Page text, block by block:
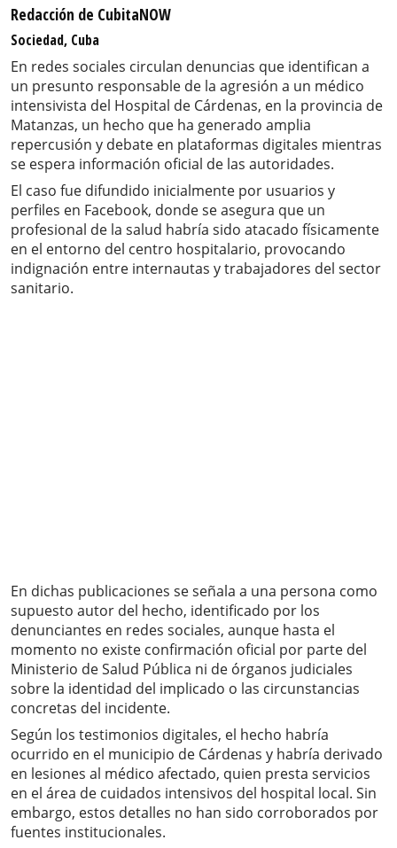
Redacción de CubitaNOW
Sociedad, Cuba
En redes sociales circulan denuncias que identifican a
un presunto responsable de la agresión a un médico
intensivista del Hospital de Cárdenas, en la provincia de
Matanzas, un hecho que ha generado amplia
repercusión y debate en plataformas digitales mientras
se espera información oficial de las autoridades.
El caso fue difundido inicialmente por usuarios y
perfiles en Facebook, donde se asegura que un
profesional de la salud habría sido atacado físicamente
en el entorno del centro hospitalario, provocando
indignación entre internautas y trabajadores del sector
sanitario.
En dichas publicaciones se señala a una persona como
supuesto autor del hecho, identificado por los
denunciantes en redes sociales, aunque hasta el
momento no existe confirmación oficial por parte del
Ministerio de Salud Pública ni de órganos judiciales
sobre la identidad del implicado o las circunstancias
concretas del incidente.
Según los testimonios digitales, el hecho habría
ocurrido en el municipio de Cárdenas y habría derivado
en lesiones al médico afectado, quien presta servicios
en el área de cuidados intensivos del hospital local. Sin
embargo, estos detalles no han sido corroborados por
fuentes institucionales.